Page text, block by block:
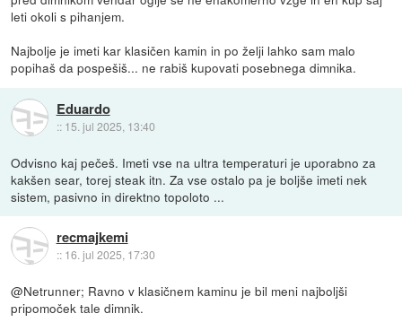
leti okoli s pihanjem.
Najbolje je imeti kar klasičen kamin in po želji lahko sam malo
popihaš da pospešiš... ne rabiš kupovati posebnega dimnika.
Eduardo
:: 15. jul 2025, 13:40
Odvisno kaj pečeš. Imeti vse na ultra temperaturi je uporabno za
kakšen sear, torej steak itn. Za vse ostalo pa je boljše imeti nek
sistem, pasivno in direktno topoloto ...
recmajkemi
:: 16. jul 2025, 17:30
@Netrunner; Ravno v klasičnem kaminu je bil meni najboljši
pripomoček tale dimnik.